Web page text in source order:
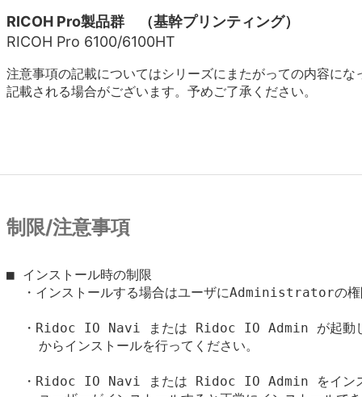
RICOH Pro製品群 （基幹プリンティング）
RICOH Pro 6100/6100HT
注意事項の記載についてはシリーズにまたがっての内容に
記載される場合がございます。予めご了承ください。
制限/注意事項
■ インストール時の制限
・インストールする場合はユーザにAdministratorの権
・Ridoc IO Navi または Ridoc IO Admin が起動し
    からインストールを行ってください。
・Ridoc IO Navi または Ridoc IO Admin をインス